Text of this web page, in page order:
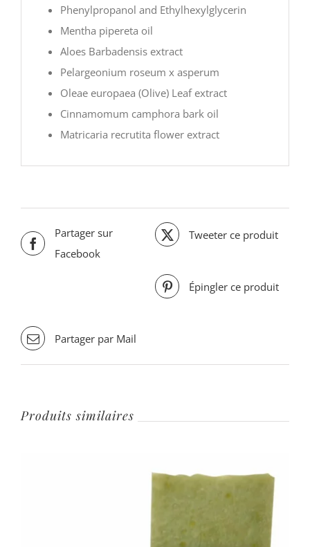
Phenylpropanol and Ethylhexylglycerin
Mentha pipereta oil
Aloes Barbadensis extract
Pelargeonium roseum x asperum
Oleae europaea (Olive) Leaf extract
Cinnamomum camphora bark oil
Matricaria recrutita flower extract
Partager sur
Facebook
Tweeter ce produit
Épingler ce produit
Partager par Mail
Produits similaires